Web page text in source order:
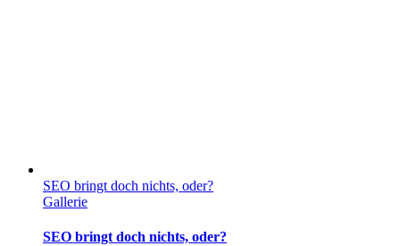
SEO bringt doch nichts, oder?
Gallerie
SEO bringt doch nichts, oder?